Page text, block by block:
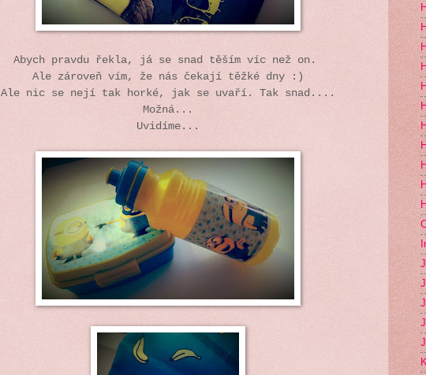
Abych pravdu řekla, já se snad těším víc než on.
Ale zároveň vím, že nás čekají těžké dny :)
Ale nic se nejí tak horké, jak se uvaří. Tak snad....
Možná...
Uvidíme...